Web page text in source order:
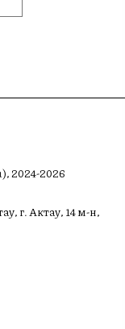
2024-2026
г. Актау, 14 м-н,